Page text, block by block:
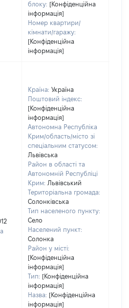
блоку: [Конфіденційна
інформація]
Номер квартири/
кімнати/гаражу:
[Конфіденційна
інформація]
Країна: Україна
Поштовий індекс:
[Конфіденційна
інформація]
Автономна Республіка
Крим/область/місто зі
спеціальним статусом:
Львівська
Район в області та
Автономній Республіці
Крим: Львівський
Територіальна громада:
Солонківська
Тип населеного пункту:
Село
Населений пункт:
Солонка
Район у місті:
[Конфіденційна
інформація]
Тип: [Конфіденційна
інформація]
Назва: [Конфіденційна
інформація]